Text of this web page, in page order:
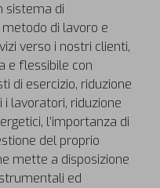
sistema di
di lavoro e
verso i nostri clienti,
e flessibile con
di esercizio, riduzione
lavoratori, riduzione
l’importanza di
del proprio
mette a disposizione
ed